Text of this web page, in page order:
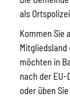
als
Kommen Sie
Mitgliedsland
möchten in
nach der
oder üben